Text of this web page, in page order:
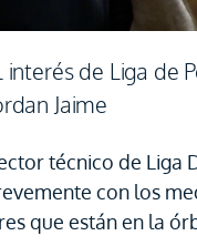
de Liga de
Jaime
técnico de Liga
con los
que están en la